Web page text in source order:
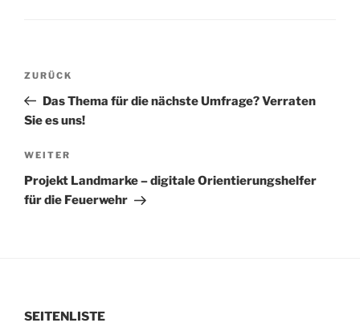
Beitragsnavigation
Vorheriger
Beitrag
ZURÜCK
Das Thema für die nächste Umfrage? Verraten
Sie es uns!
Nächster
Beitrag
WEITER
Projekt Landmarke – digitale Orientierungshelfer
für die Feuerwehr
SEITENLISTE